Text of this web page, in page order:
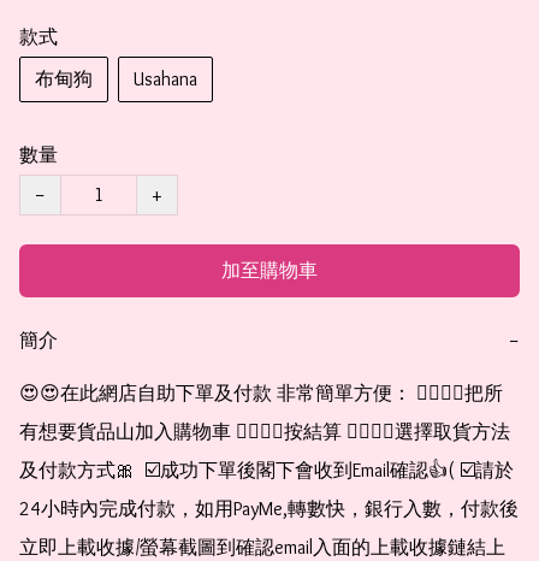
款式
布甸狗
Usahana
數量
−
+
加至購物車
簡介 −
😍😍在此網店自助下單及付款 非常簡單方便： 👉🏻👉🏻把所
有想要貨品山加入購物車 👉🏻👉🏻按結算 👉🏻👉🏻選擇取貨方法
及付款方式🎀  ☑️成功下單後閣下會收到Email確認👍( ☑️請於
24小時內完成付款，如用PayMe,轉數快，銀行入數，付款後
立即上載收據/螢幕截圖到確認email入面的上載收據鏈結上